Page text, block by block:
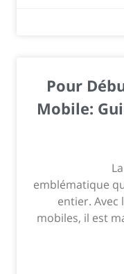
Pour
Mobile:
emblématique
entier. Avec
mobiles, il est